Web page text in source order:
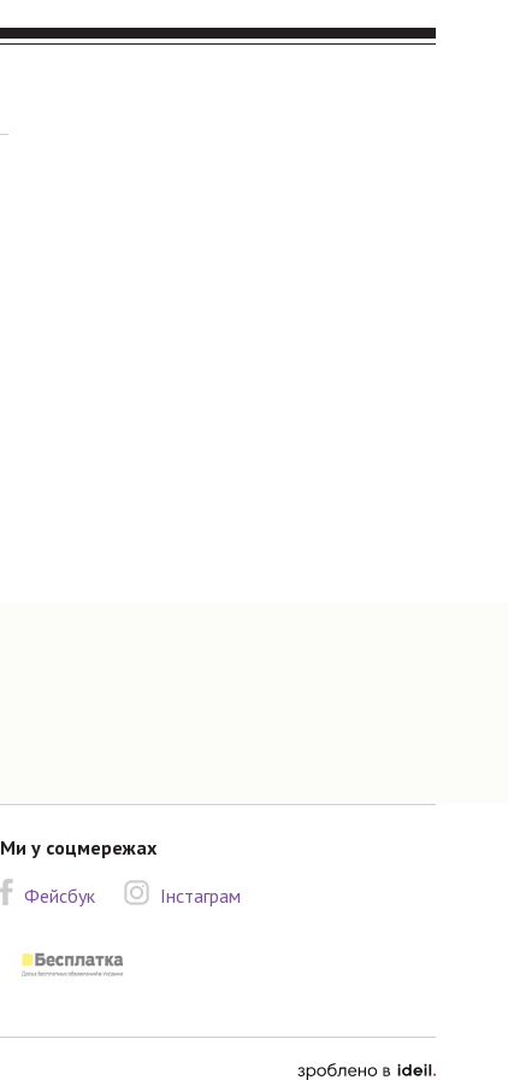
Ми у соцмережах
Фейсбук
Інстаграм
зроблено